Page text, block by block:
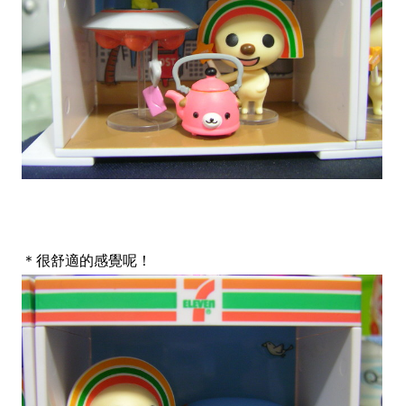
＊很舒適的感覺呢！